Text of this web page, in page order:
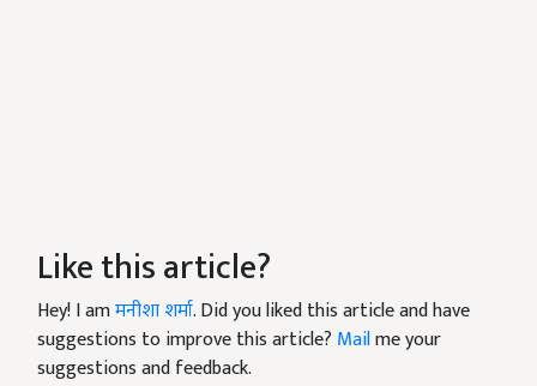
Like this article?
Hey! I amमनीशा शर्मा. Did you liked this article and have
suggestions to improve this article? Mailme your
suggestions and feedback.